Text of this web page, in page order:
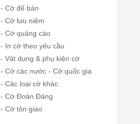
- Cờ để bàn
- Cờ lưu niệm
- Cờ quảng cáo
- In cờ theo yêu cầu
- Vật dụng & phụ kiện cờ
- Cờ các nước - Cờ quốc gia
- Các loại cờ khác
- Cờ Đoàn Đảng
- Cờ tôn giáo